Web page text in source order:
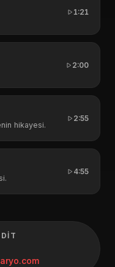
1:21
2:00
hikayesi.
2:55
4:55